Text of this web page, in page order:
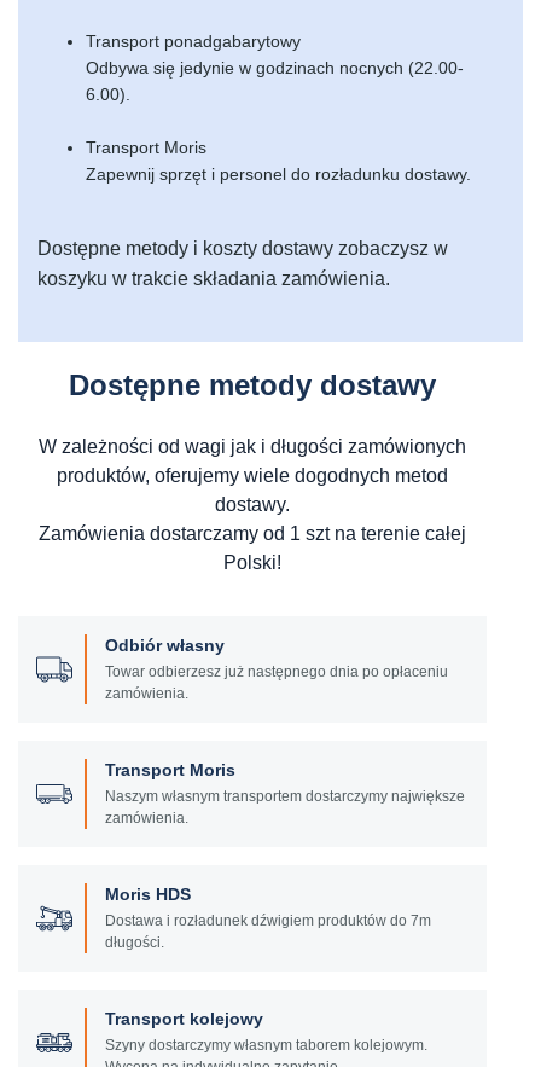
Transport ponadgabarytowy
Odbywa się jedynie w godzinach nocnych (22.00-
6.00).
Transport Moris
Zapewnij sprzęt i personel do rozładunku dostawy.
Dostępne metody i koszty dostawy zobaczysz w
koszyku w trakcie składania zamówienia.
Dostępne metody dostawy
W zależności od wagi jak i długości zamówionych
produktów, oferujemy wiele dogodnych metod
dostawy.
Zamówienia dostarczamy od 1 szt na terenie całej
Polski!
Odbiór własny
Towar odbierzesz już następnego dnia po opłaceniu
zamówienia.
Transport Moris
Naszym własnym transportem dostarczymy największe
zamówienia.
Moris HDS
Dostawa i rozładunek dźwigiem produktów do 7m
długości.
Transport kolejowy
Szyny dostarczymy własnym taborem kolejowym.